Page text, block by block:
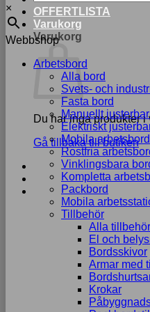
OFFERTLISTA
Varukorg
Varukorg
Du har inga produkter i
Gå tillbaka till butiken
×
Webbshop
Arbetsbord
Alla bord
Svets- och
Fasta bord
Manuellt
Elektriskt
Mobila arbetsbord
Rostfria
Vinklingsbara
Kompletta
Packbord
Mobila
Tillbehör
Alla tillbehör
El och
Bordsskivor
Armar med
Krokar